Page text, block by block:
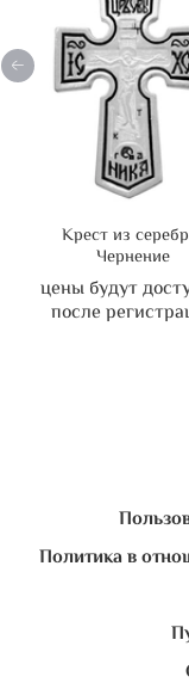
Крест из
Чернение
цены будут
после
Политика в